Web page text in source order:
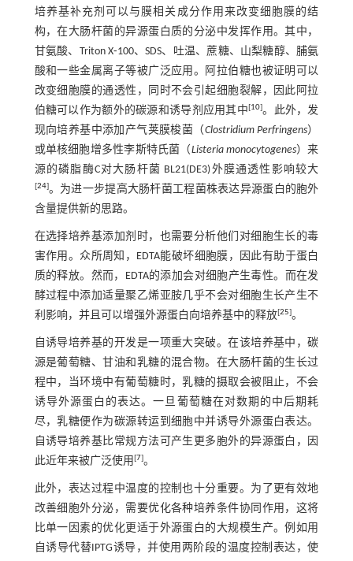
培养基补充剂可以与膜相关成分作用来改变细胞膜的结
构，在大肠杆菌的异源蛋白质的分泌中发挥作用。其中，
甘氨酸、Triton X⁃100、SDS、吐温、蔗糖、山梨糖醇、脯氨
酸和一些金属离子等被广泛应用。阿拉伯糖也被证明可以
改变细胞膜的通透性，同时不会引起细胞裂解，因此阿拉
伯糖可以作为额外的碳源和诱导剂应用其中[10]。此外，发
现向培养基中添加产气荚膜梭菌（Clostridium Perfringens）
或单核细胞增多性李斯特氏菌（Listeria monocytogenes）来
源的磷脂酶C对大肠杆菌 BL21(DE3)外膜通透性影响较大
[24]。为进一步提高大肠杆菌工程菌株表达异源蛋白的胞外
含量提供新的思路。
在选择培养基添加剂时，也需要分析他们对细胞生长的毒
害作用。众所周知，EDTA能破坏细胞膜，因此有助于蛋白
质的释放。然而，EDTA的添加会对细胞产生毒性。而在发
酵过程中添加适量聚乙烯亚胺几乎不会对细胞生长产生不
利影响，并且可以增强外源蛋白向培养基中的释放[25]。
自诱导培养基的开发是一项重大突破。在该培养基中，碳
源是葡萄糖、甘油和乳糖的混合物。在大肠杆菌的生长过
程中，当环境中有葡萄糖时，乳糖的摄取会被阻止，不会
诱导外源蛋白的表达。一旦葡萄糖在对数期的中后期耗
尽，乳糖便作为碳源转运到细胞中并诱导外源蛋白表达。
自诱导培养基比常规方法可产生更多胞外的异源蛋白，因
此近年来被广泛使用 [7]。
此外，表达过程中温度的控制也十分重要。为了更有效地
改善细胞外分泌，需要优化各种培养条件协同作用，这将
比单一因素的优化更适于外源蛋白的大规模生产。例如用
自诱导代替IPTG诱导，并使用两阶段的温度控制表达，使